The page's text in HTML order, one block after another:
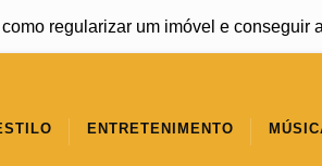
regularizar um imóvel e conseguir a
ENTRETENIMENTO